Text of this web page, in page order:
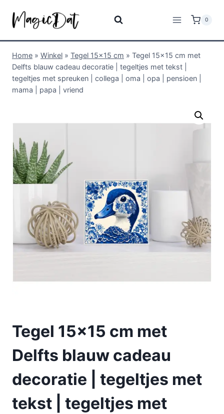
0
Home » Winkel » Tegel 15x15 cm » Tegel 15×15 cm met
Delfts blauw cadeau decoratie | tegeltjes met tekst |
tegeltjes met spreuken | collega | oma | opa | pensioen |
mama | papa | vriend
Tegel 15×15 cm met
Delfts blauw cadeau
decoratie | tegeltjes met
tekst | tegeltjes met